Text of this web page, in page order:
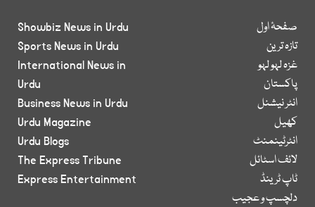
صفحۂ اول
تازہ ترین
غزہ لہو لہو
پاکستان
انٹر نیشنل
کھیل
انٹرٹینمنٹ
لائف اسٹائل
ٹاپ ٹرینڈ
دلچسپ و عجیب
Showbiz News in Urdu
Sports News in Urdu
International News in
Urdu
Business News in Urdu
Urdu Magazine
Urdu Blogs
The Express Tribune
Express Entertainment